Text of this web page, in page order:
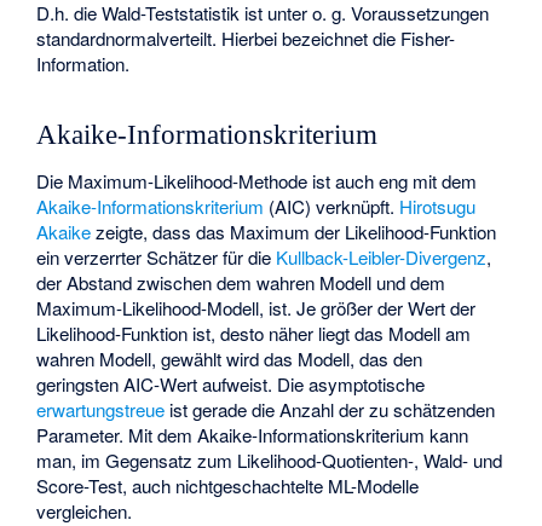
D.h. die Wald-Teststatistik ist unter o. g. Voraussetzungen
standardnormalverteilt. Hierbei bezeichnetdie Fisher-
Information.
Akaike-Informationskriterium
Die Maximum-Likelihood-Methode ist auch eng mit dem
Akaike-Informationskriterium (AIC) verknüpft. Hirotsugu
Akaikezeigte, dass das Maximum der Likelihood-Funktion
ein verzerrter Schätzer für die Kullback-Leibler-Divergenz,
der Abstand zwischen dem wahren Modell und dem
Maximum-Likelihood-Modell, ist. Je größer der Wert der
Likelihood-Funktion ist, desto näher liegt das Modell am
wahren Modell, gewählt wird das Modell, das den
geringsten AIC-Wert aufweist. Die asymptotische
erwartungstreue ist gerade die Anzahl der zu schätzenden
Parameter. Mit dem Akaike-Informationskriterium kann
man, im Gegensatz zum Likelihood-Quotienten-, Wald- und
Score-Test, auch nichtgeschachtelte ML-Modelle
vergleichen.